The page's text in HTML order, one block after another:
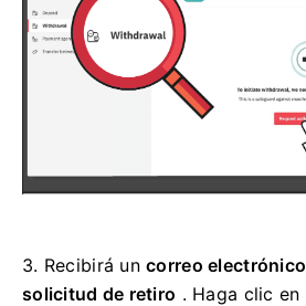
3. Recibirá uncorreo electrónico
solicitud de retiro . Haga clic en